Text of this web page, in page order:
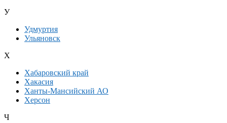
У
Удмуртия
Ульяновск
Х
Хабаровский край
Хакасия
Ханты-Мансийский АО
Херсон
Ч